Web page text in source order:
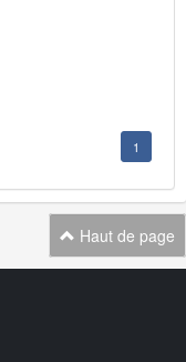
1
Haut de page